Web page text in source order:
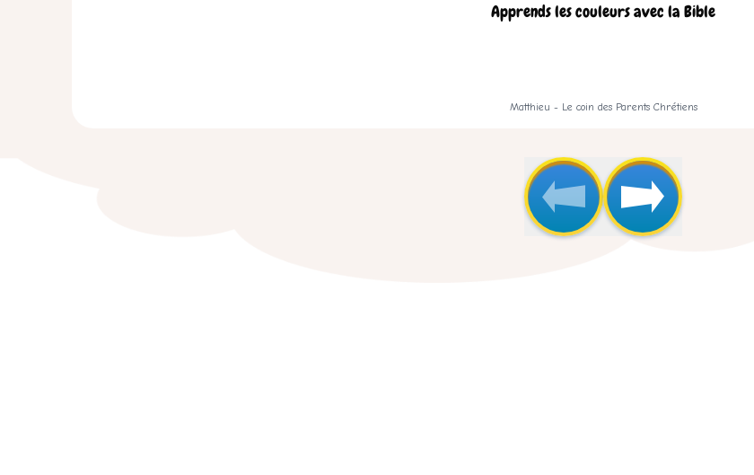
Apprends les couleurs avec la Bible
Matthieu - Le coin des Parents Chrétiens